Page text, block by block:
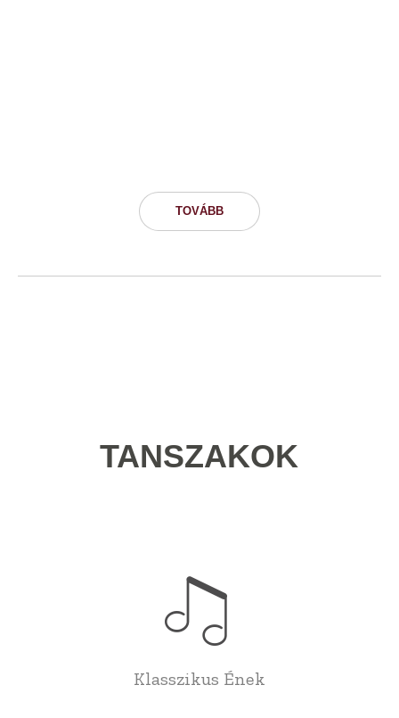
TOVÁBB
TANSZAKOK
Klasszikus Ének